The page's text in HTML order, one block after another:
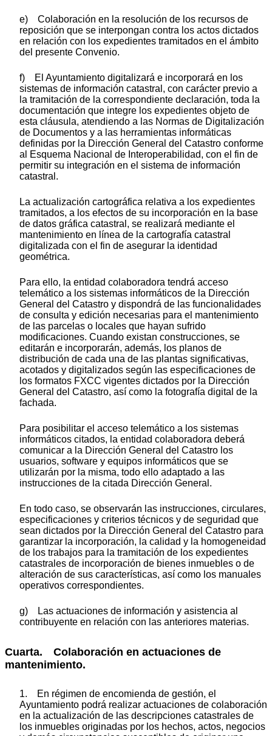
e) Colaboración en la resolución de los recursos de
reposición que se interpongan contra los actos dictados
en relación con los expedientes tramitados en el ámbito
del presente Convenio.
f) El Ayuntamiento digitalizará e incorporará en los
sistemas de información catastral, con carácter previo a
la tramitación de la correspondiente declaración, toda la
documentación que integre los expedientes objeto de
esta cláusula, atendiendo a las Normas de Digitalización
de Documentos y a las herramientas informáticas
definidas por la Dirección General del Catastro conforme
al Esquema Nacional de Interoperabilidad, con el fin de
permitir su integración en el sistema de información
catastral.
La actualización cartográfica relativa a los expedientes
tramitados, a los efectos de su incorporación en la base
de datos gráfica catastral, se realizará mediante el
mantenimiento en línea de la cartografía catastral
digitalizada con el fin de asegurar la identidad
geométrica.
Para ello, la entidad colaboradora tendrá acceso
telemático a los sistemas informáticos de la Dirección
General del Catastro y dispondrá de las funcionalidades
de consulta y edición necesarias para el mantenimiento
de las parcelas o locales que hayan sufrido
modificaciones. Cuando existan construcciones, se
editarán e incorporarán, además, los planos de
distribución de cada una de las plantas significativas,
acotados y digitalizados según las especificaciones de
los formatos FXCC vigentes dictados por la Dirección
General del Catastro, así como la fotografía digital de la
fachada.
Para posibilitar el acceso telemático a los sistemas
informáticos citados, la entidad colaboradora deberá
comunicar a la Dirección General del Catastro los
usuarios, software y equipos informáticos que se
utilizarán por la misma, todo ello adaptado a las
instrucciones de la citada Dirección General.
En todo caso, se observarán las instrucciones, circulares,
especificaciones y criterios técnicos y de seguridad que
sean dictados por la Dirección General del Catastro para
garantizar la incorporación, la calidad y la homogeneidad
de los trabajos para la tramitación de los expedientes
catastrales de incorporación de bienes inmuebles o de
alteración de sus características, así como los manuales
operativos correspondientes.
g) Las actuaciones de información y asistencia al
contribuyente en relación con las anteriores materias.
Cuarta. Colaboración en actuaciones de
mantenimiento.
1. En régimen de encomienda de gestión, el
Ayuntamiento podrá realizar actuaciones de colaboración
en la actualización de las descripciones catastrales de
los inmuebles originadas por los hechos, actos, negocios